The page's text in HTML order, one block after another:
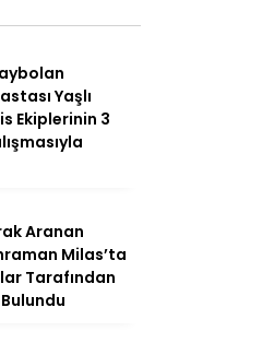
WhatsApp
İhbar Hattı
Yaşlı
Ekiplerinin 3
Aranan
Milas’ta
Tarafından